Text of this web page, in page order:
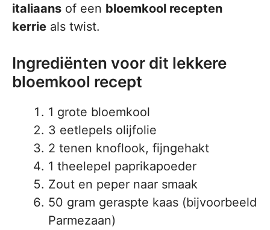
italiaans of een bloemkool recepten
kerrie als twist.
Ingrediënten voor dit lekkere
bloemkool recept
1 grote bloemkool
3 eetlepels olijfolie
2 tenen knoflook, fijngehakt
1 theelepel paprikapoeder
Zout en peper naar smaak
50 gram geraspte kaas (bijvoorbeeld
Parmezaan)